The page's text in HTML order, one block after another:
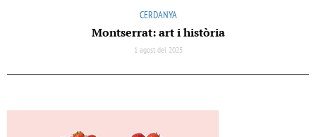
CERDANYA
Montserrat: art i història
1 agost del 2025